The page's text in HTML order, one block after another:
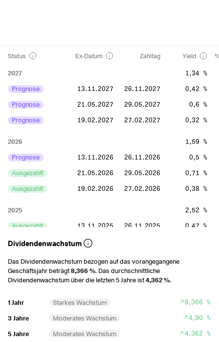
Status Ex-Datum Zahltag Yield
2027
1,34 %
Prognose
13.11.2027 26.11.2027
0,42 %
Prognose
21.05.2027 29.05.2027
0,6 %
Prognose
19.02.2027 27.02.2027 0,32 %
2026
1,59 %
Prognose
13.11.2026 26.11.2026
0,5 %
Ausgezahlt
21.05.2026 29.05.2026
0,71 %
Ausgezahlt
19.02.2026 27.02.2026 0,38 %
2025
2,52 %
Ausgezahlt
13.11.2025 26.11.2025
0,47 %
Ausgezahlt
14.08.2025
2024
2023
3,2 %
Dividendenwachstum
Das Dividendenwachstum bezogen auf das vorangegangene
Geschäftsjahr beträgt8,366 %. Das durchschnittliche
Dividendenwachstum über die letzten 5 Jahre ist4,362 %.
1 Jahr Starkes Wachstum 8,366 %
3 Jahre Moderates Wachstum 4,90 %
5 Jahre Moderates Wachstum
4,362 %